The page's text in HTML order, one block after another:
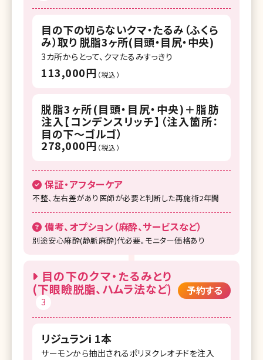
目の下の切らないクマ・たるみ（ふくら
み）取り 脱脂3ヶ所(目頭・目尻・中央)
3カ所からとって、クマたるみすっきり
113,000円 （税込）
脱脂3ヶ所(目頭・目尻・中央)＋脂肪
注入【コンデンスリッチ】（注入箇所：
目の下～ゴルゴ）
278,000円 （税込）
保証・アフターケア
不整、左右差があり医師が必要と判断した再施術2年間
備考、オプション（麻酔、サービスなど）
別途安心麻酔(静脈麻酔)代必要。モニター価格あり
目の下のクマ・たるみとり
(下眼瞼脱脂、ハムラ法など)
3
予約する
リジュランi 1本
サーモンから抽出されるポリヌクレオチドを注入